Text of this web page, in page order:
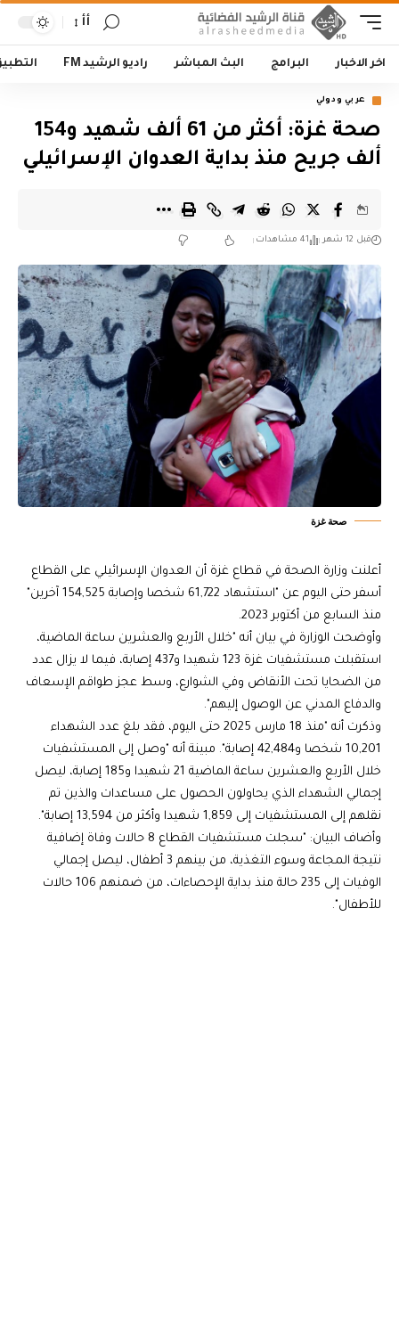
أأ
اخر الاخبار البرامج البث المباشر راديو الرشيد FM
عربي ودولي
صحة غزة: أكثر من 61 ألف شهيد و154
ألف جريح منذ بداية العدوان الإسرائيلي
قبل 12 شهر 41 مشاهدات
صحة غزة
أعلنت وزارة الصحة في قطاع غزة أن العدوان الإسرائيلي على القطاع
أسفر حتى اليوم عن "استشهاد 61,722 شخصا وإصابة 154,525 آخرين"
منذ السابع من أكتوبر 2023.
وأوضحت الوزارة في بيان أنه "خلال الأربع والعشرين ساعة الماضية،
استقبلت مستشفيات غزة 123 شهيدا و437 إصابة، فيما لا يزال عدد
من الضحايا تحت الأنقاض وفي الشوارع، وسط عجز طواقم الإسعاف
والدفاع المدني عن الوصول إليهم".
وذكرت أنه "منذ 18 مارس 2025 حتى اليوم، فقد بلغ عدد الشهداء
10,201 شخصا و42,484 إصابة". مبينة أنه "وصل إلى المستشفيات
خلال الأربع والعشرين ساعة الماضية 21 شهيدا و185 إصابة، ليصل
إجمالي الشهداء الذي يحاولون الحصول على مساعدات والذين تم
نقلهم إلى المستشفيات إلى 1,859 شهيدا وأكثر من 13,594 إصابة".
وأضاف البيان: "سجلت مستشفيات القطاع 8 حالات وفاة إضافية
نتيجة المجاعة وسوء التغذية، من بينهم 3 أطفال، ليصل إجمالي
الوفيات إلى 235 حالة منذ بداية الإحصاءات، من ضمنهم 106 حالات
للأطفال".